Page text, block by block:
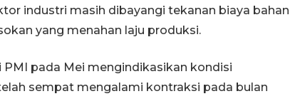
industri masih dibayangi tekanan biaya bahan
yang menahan laju produksi.
PMI pada Mei mengindikasikan kondisi
sempat mengalami kontraksi pada bulan